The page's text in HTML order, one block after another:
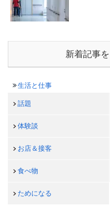
新着記事
生活と仕事
話題
体験談
お店＆接客
食べ物
ためになる